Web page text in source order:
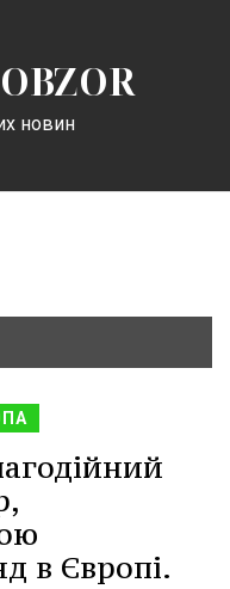
OBZOR
новин
в Європі.